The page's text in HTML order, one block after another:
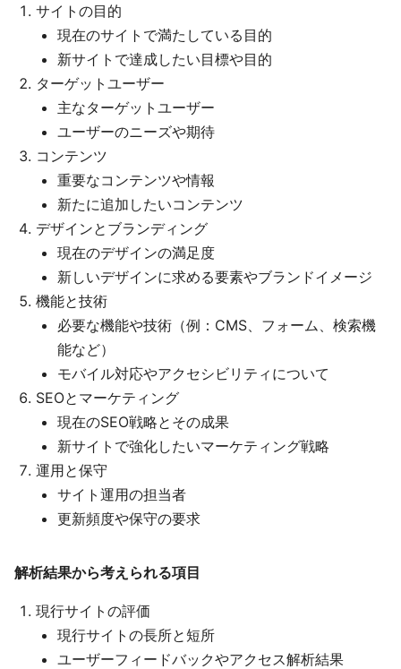
サイトの目的
現在のサイトで満たしている目的
新サイトで達成したい目標や目的
ターゲットユーザー
主なターゲットユーザー
ユーザーのニーズや期待
コンテンツ
重要なコンテンツや情報
新たに追加したいコンテンツ
デザインとブランディング
現在のデザインの満足度
新しいデザインに求める要素やブランドイメージ
機能と技術
必要な機能や技術（例：CMS、フォーム、検索機
能など）
モバイル対応やアクセシビリティについて
SEOとマーケティング
現在のSEO戦略とその成果
新サイトで強化したいマーケティング戦略
運用と保守
サイト運用の担当者
更新頻度や保守の要求
解析結果から考えられる項目
現行サイトの評価
現行サイトの長所と短所
ユーザーフィードバックやアクセス解析結果